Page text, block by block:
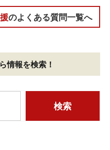
のよくある質問一覧へ
情報を検索！